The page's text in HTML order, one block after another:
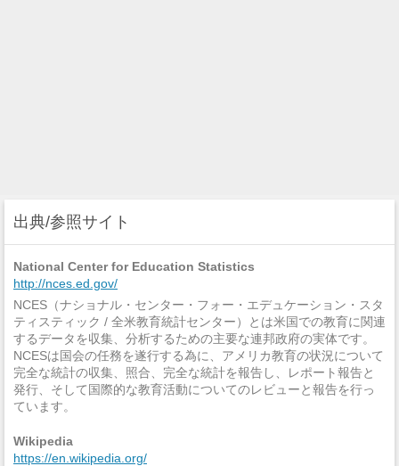
出典/参照サイト
National Center for Education Statistics
http://nces.ed.gov/
NCES（ナショナル・センター・フォー・エデュケーション・スタ
ティスティック / 全米教育統計センター）とは米国での教育に関連
するデータを収集、分析するための主要な連邦政府の実体です。
NCESは国会の任務を遂行する為に、アメリカ教育の状況について
完全な統計の収集、照合、完全な統計を報告し、レポート報告と
発行、そして国際的な教育活動についてのレビューと報告を行っ
ています。
Wikipedia
https://en.wikipedia.org/